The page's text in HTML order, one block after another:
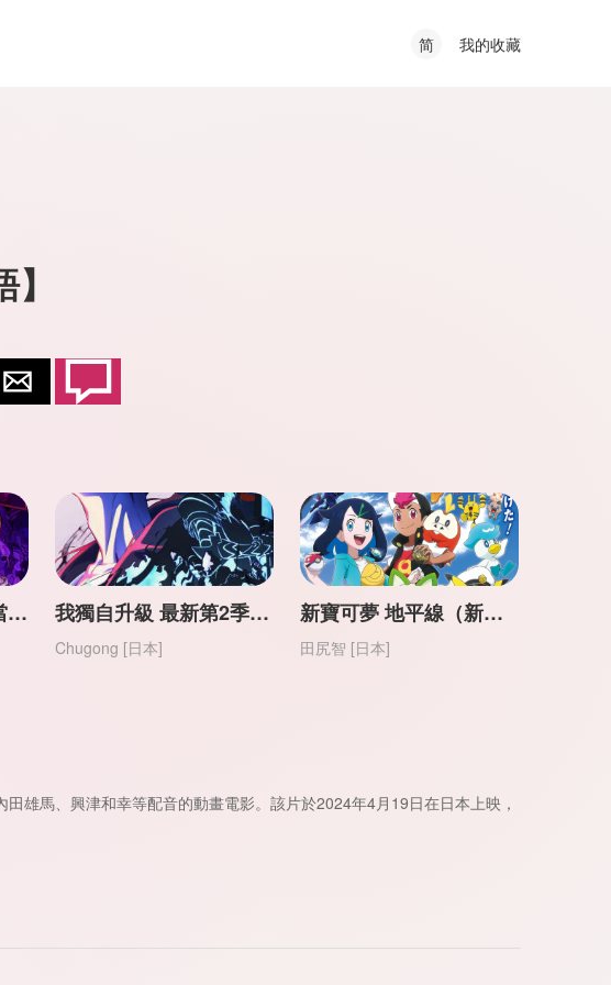
简 我的收藏
膽大黨（超自然武裝當噠當）最新第2季（附第1季）【日語】 我獨自升級 最新第2季 -起於暗影-（附第1季）【日語】
Chugong [日本]
新寶可夢 地平線（新寶可夢 莉可與羅伊的啓程）【日語】
田尻智 [日本]
雄馬、興津和幸等配音的動畫電影。該片於2024年4月19日在日本上映，